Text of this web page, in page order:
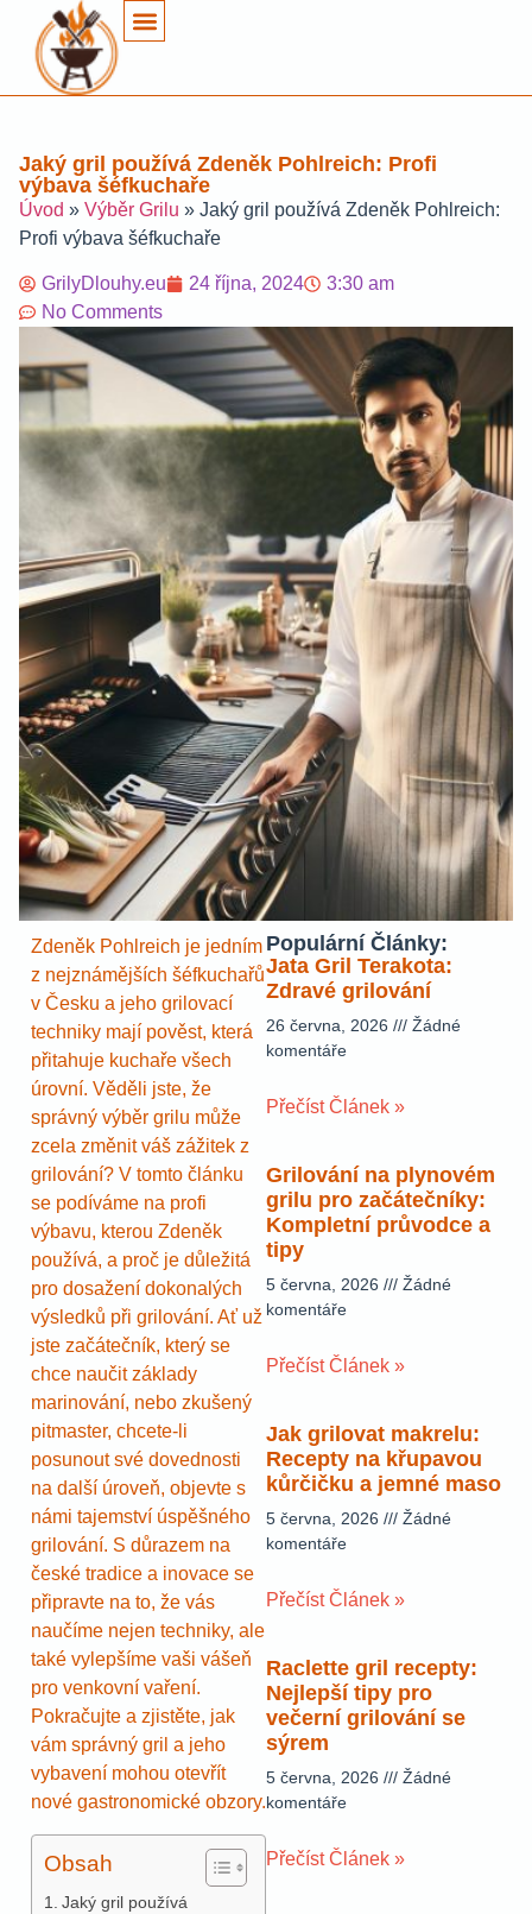
Jaký gril používá Zdeněk Pohlreich: Profi
výbava šéfkuchaře
Úvod » Výběr Grilu » Jaký gril používá Zdeněk Pohlreich:
Profi výbava šéfkuchaře
GrilyDlouhy.eu 24 října, 2024
3:30 am
No Comments
Zdeněk Pohlreich je jedním
z nejznámějších šéfkuchařů
v Česku a jeho grilovací
techniky mají pověst, která
přitahuje kuchaře všech
úrovní. Věděli jste, že
správný výběr grilu může
zcela změnit váš zážitek z
grilování? V tomto článku
se podíváme na profi
výbavu, kterou Zdeněk
používá, a proč je důležitá
pro dosažení dokonalých
výsledků při grilování. Ať už
jste začátečník, který se
chce naučit základy
marinování, nebo zkušený
pitmaster, chcete-li
posunout své dovednosti
na další úroveň, objevte s
námi tajemství úspěšného
grilování. S důrazem na
české tradice a inovace se
připravte na to, že vás
naučíme nejen techniky, ale
také vylepšíme vaši vášeň
pro venkovní vaření.
Pokračujte a zjistěte, jak
vám správný gril a jeho
vybavení mohou otevřít
nové gastronomické obzory.
Obsah
Jaký gril používá
Populární Články:
Jata Gril Terakota:
Zdravé grilování
26 června, 2026
Žádné
komentáře
Přečíst Článek »
Grilování na plynovém
grilu pro začátečníky:
Kompletní průvodce a
tipy
5 června, 2026
Žádné
komentáře
Přečíst Článek »
Jak grilovat makrelu:
Recepty na křupavou
kůrčičku a jemné maso
5 června, 2026
Žádné
komentáře
Přečíst Článek »
Raclette gril recepty:
Nejlepší tipy pro
večerní grilování se
sýrem
5 června, 2026
Žádné
komentáře
Přečíst Článek »